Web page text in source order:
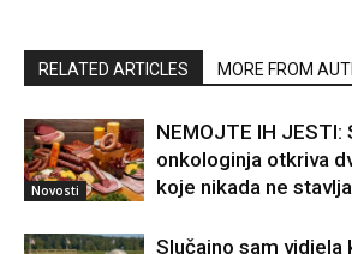
RELATED ARTICLES MORE FROM
Novosti
NEMOJTE IH
onkologinja otkriva
koje nikada ne
Slučajno sam vidjela